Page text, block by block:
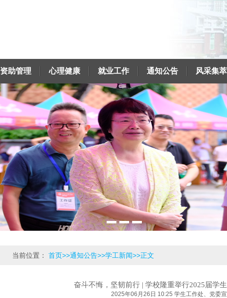
资助管理 心理健康 就业工作 通知公告 风采集萃
当前位置： 首页>>通知公告>>学工新闻>>正文
奋斗不悔，坚韧前行 | 学校隆重举行2025届学
2025年06月26日 10:25 学生工作处、党委